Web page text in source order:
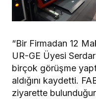
“Bir Firmadan 12
UR-GE Üyesi
birçok görüşme
aldığını kaydetti.
ziyarette